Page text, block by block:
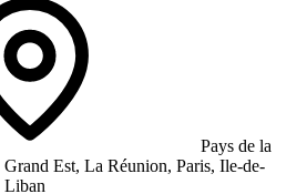
Pays de la
Est, La Réunion, Paris, Ile-de-
Liban